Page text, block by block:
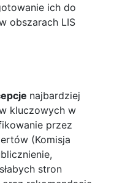
ich do
obszarach LIS
najbardziej
kluczowych w
przez
(Komisja
stron